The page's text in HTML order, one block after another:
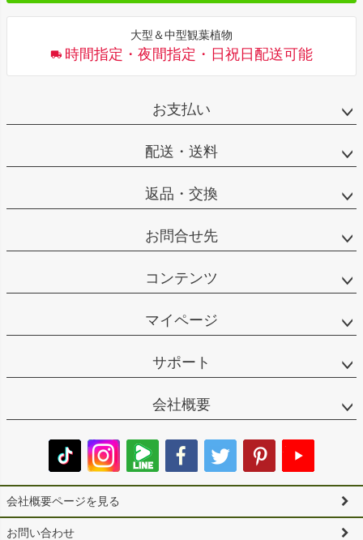
大型＆中型観葉植物
時間指定・夜間指定・日祝日配送可能
お支払い
配送・送料
返品・交換
お問合せ先
コンテンツ
マイページ
サポート
会社概要
会社概要ページを見る
お問い合わせ